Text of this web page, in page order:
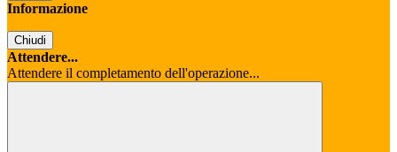
Informazione
Chiudi
Attendere...
Attendere il completamento dell'operazione...